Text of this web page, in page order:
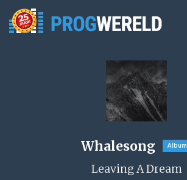
Whalesong Album
Leaving A Dream